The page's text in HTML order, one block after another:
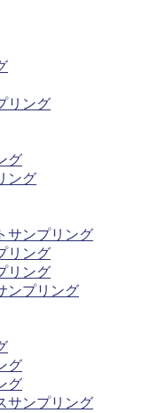
リング
グ
ング
サンプリング
リング
リング
ンプリング
グ
グ
サンプリング